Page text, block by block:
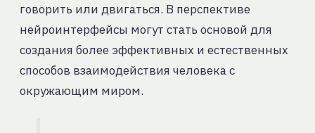
говорить или двигаться. В перспективе
нейроинтерфейсы могут стать основой для
создания более эффективных и естественных
способов взаимодействия человека с
окружающим миром.